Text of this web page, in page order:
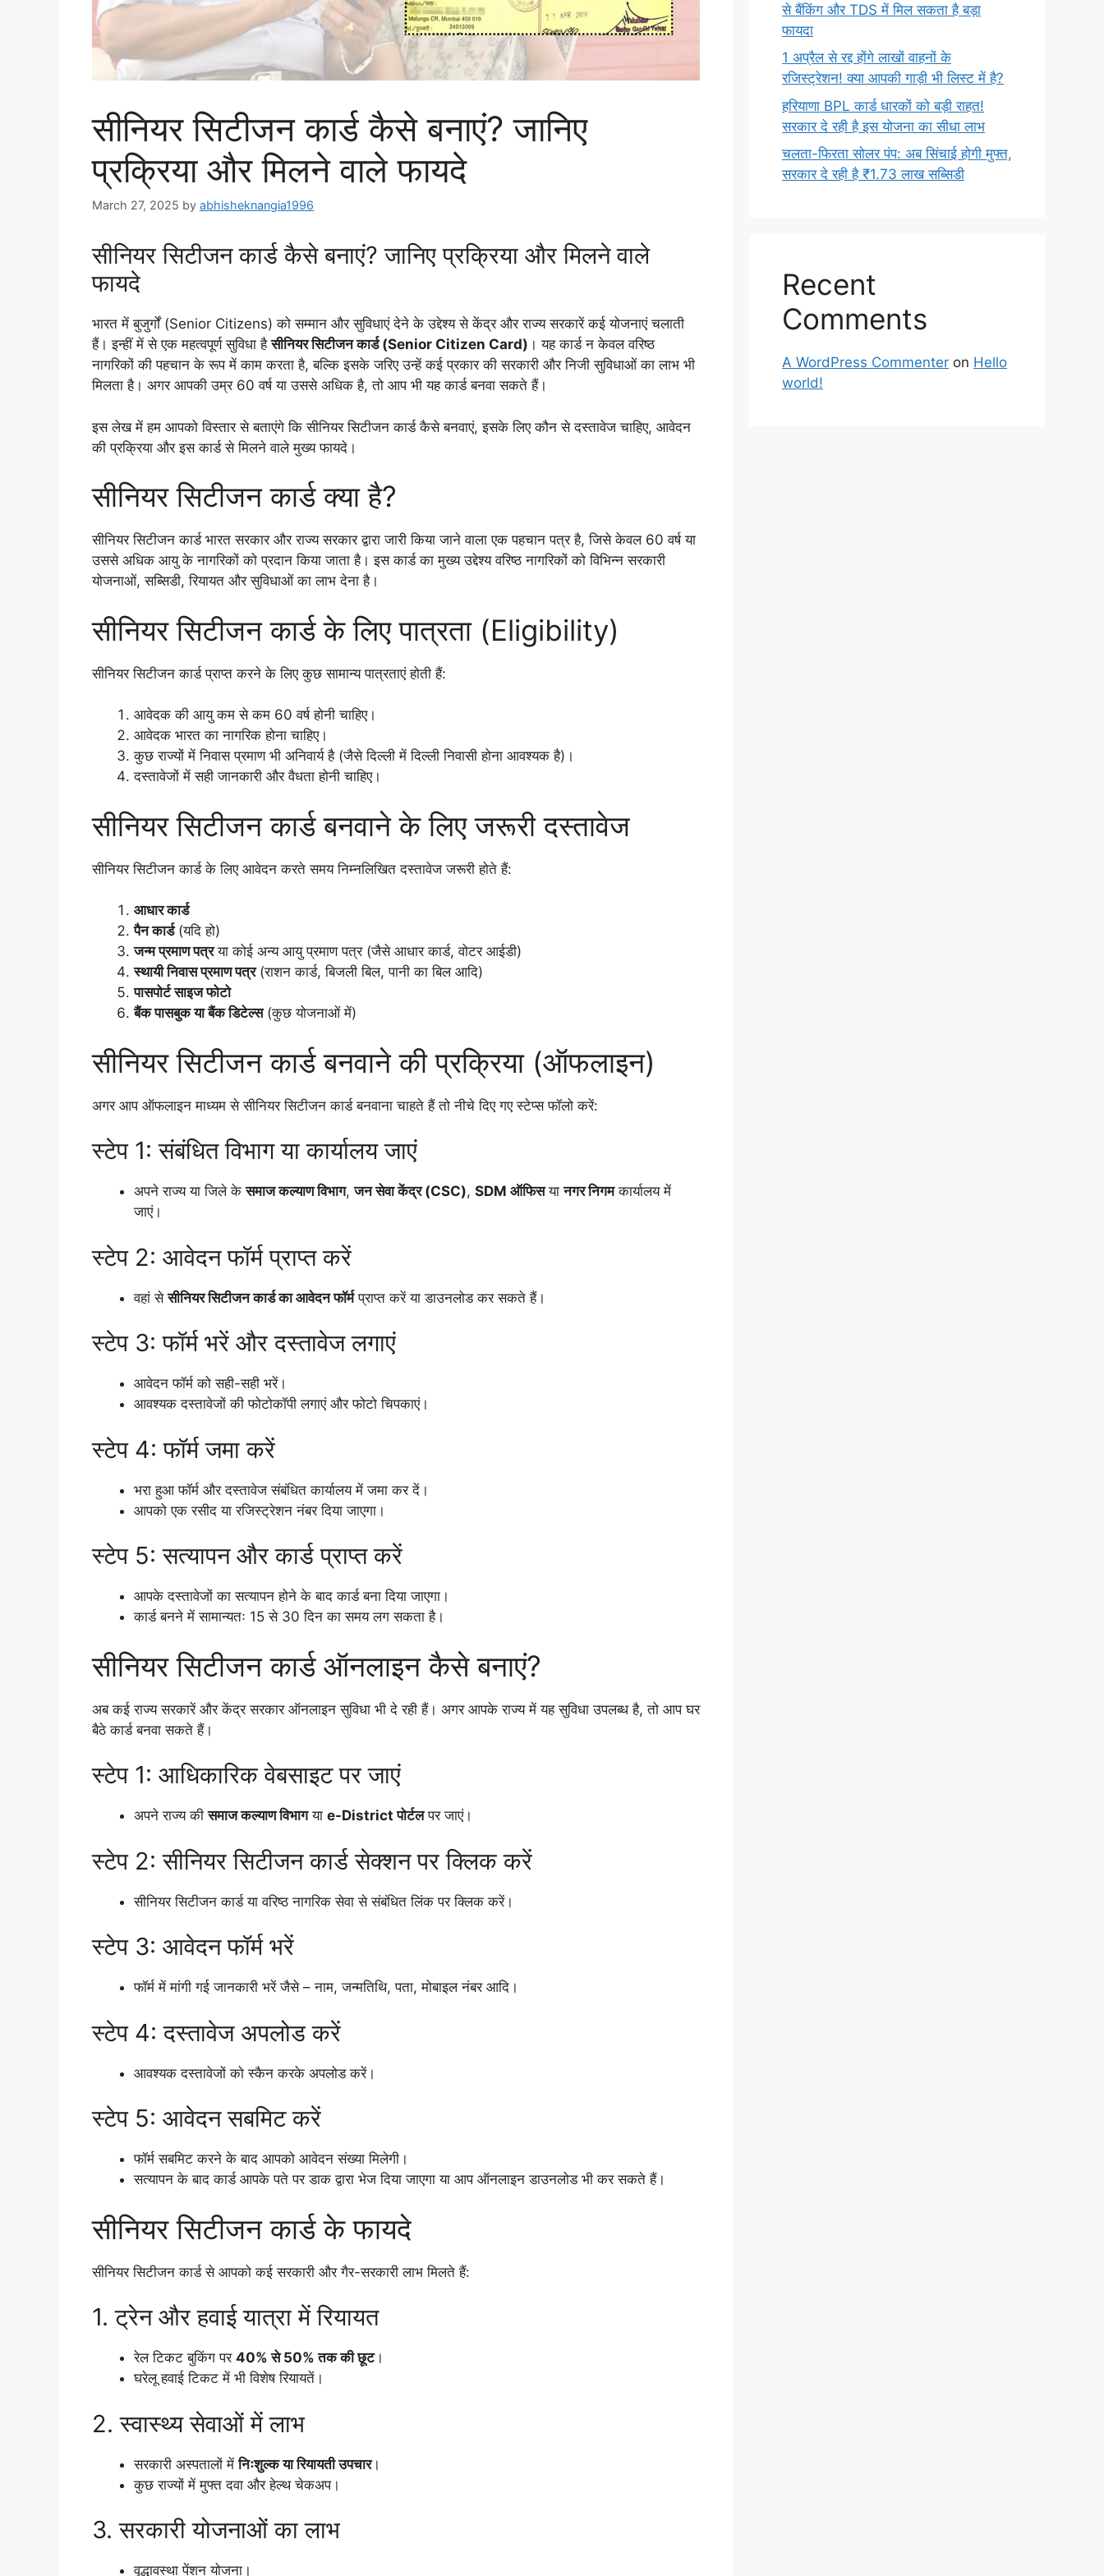
सीनियर सिटीजन कार्ड कैसे बनाएं? जानिए
प्रक्रिया और मिलने वाले फायदे
March 27, 2025 by abhisheknangia1996
सीनियर सिटीजन कार्ड कैसे बनाएं? जानिए प्रक्रिया और मिलने वाले
फायदे
भारत में बुजुर्गों (Senior Citizens) को सम्मान और सुविधाएं देने के उद्देश्य से केंद्र और राज्य सरकारें कई योजनाएं चलाती
हैं। इन्हीं में से एक महत्वपूर्ण सुविधा हैसीनियर सिटीजन कार्ड (Senior Citizen Card) । यह कार्ड न केवल वरिष्ठ
नागरिकों की पहचान के रूप में काम करता है, बल्कि इसके जरिए उन्हें कई प्रकार की सरकारी और निजी सुविधाओं का लाभ भी
मिलता है। अगर आपकी उम्र 60 वर्ष या उससे अधिक है, तो आप भी यह कार्ड बनवा सकते हैं।
इस लेख में हम आपको विस्तार से बताएंगे कि सीनियर सिटीजन कार्ड कैसे बनवाएं, इसके लिए कौन से दस्तावेज चाहिए, आवेदन
की प्रक्रिया और इस कार्ड से मिलने वाले मुख्य फायदे।
सीनियर सिटीजन कार्ड क्या है?
सीनियर सिटीजन कार्ड भारत सरकार और राज्य सरकार द्वारा जारी किया जाने वाला एक पहचान पत्र है, जिसे केवल 60 वर्ष या
उससे अधिक आयु के नागरिकों को प्रदान किया जाता है। इस कार्ड का मुख्य उद्देश्य वरिष्ठ नागरिकों को विभिन्न सरकारी
योजनाओं, सब्सिडी, रियायत और सुविधाओं का लाभ देना है।
सीनियर सिटीजन कार्ड के लिए पात्रता (Eligibility)
सीनियर सिटीजन कार्ड प्राप्त करने के लिए कुछ सामान्य पात्रताएं होती हैं:
आवेदक की आयु कम से कम 60 वर्ष होनी चाहिए।
आवेदक भारत का नागरिक होना चाहिए।
कुछ राज्यों में निवास प्रमाण भी अनिवार्य है (जैसे दिल्ली में दिल्ली निवासी होना आवश्यक है)।
दस्तावेजों में सही जानकारी और वैधता होनी चाहिए।
सीनियर सिटीजन कार्ड बनवाने के लिए जरूरी दस्तावेज
सीनियर सिटीजन कार्ड के लिए आवेदन करते समय निम्नलिखित दस्तावेज जरूरी होते हैं:
आधार कार्ड
पैन कार्ड(यदि हो)
जन्म प्रमाण पत्रया कोई अन्य आयु प्रमाण पत्र (जैसे आधार कार्ड, वोटर आईडी)
स्थायी निवास प्रमाण पत्र(राशन कार्ड, बिजली बिल, पानी का बिल आदि)
पासपोर्ट साइज फोटो
बैंक पासबुक या बैंक डिटेल्स(कुछ योजनाओं में)
सीनियर सिटीजन कार्ड बनवाने की प्रक्रिया (ऑफलाइन)
अगर आप ऑफलाइन माध्यम से सीनियर सिटीजन कार्ड बनवाना चाहते हैं तो नीचे दिए गए स्टेप्स फॉलो करें:
स्टेप 1: संबंधित विभाग या कार्यालय जाएं
अपने राज्य या जिले केसमाज कल्याण विभाग,जन सेवा केंद्र (CSC), SDM ऑफिसयानगर निगमकार्यालय में
जाएं।
स्टेप 2: आवेदन फॉर्म प्राप्त करें
वहां सेसीनियर सिटीजन कार्ड का आवेदन फॉर्मप्राप्त करें या डाउनलोड कर सकते हैं।
स्टेप 3: फॉर्म भरें और दस्तावेज लगाएं
आवेदन फॉर्म को सही-सही भरें।
आवश्यक दस्तावेजों की फोटोकॉपी लगाएं और फोटो चिपकाएं।
स्टेप 4: फॉर्म जमा करें
भरा हुआ फॉर्म और दस्तावेज संबंधित कार्यालय में जमा कर दें।
आपको एक रसीद या रजिस्ट्रेशन नंबर दिया जाएगा।
स्टेप 5: सत्यापन और कार्ड प्राप्त करें
आपके दस्तावेजों का सत्यापन होने के बाद कार्ड बना दिया जाएगा।
कार्ड बनने में सामान्यतः 15 से 30 दिन का समय लग सकता है।
सीनियर सिटीजन कार्ड ऑनलाइन कैसे बनाएं?
अब कई राज्य सरकारें और केंद्र सरकार ऑनलाइन सुविधा भी दे रही हैं। अगर आपके राज्य में यह सुविधा उपलब्ध है, तो आप घर
बैठे कार्ड बनवा सकते हैं।
स्टेप 1: आधिकारिक वेबसाइट पर जाएं
अपने राज्य कीसमाज कल्याण विभागया e-District पोर्टलपर जाएं।
स्टेप 2: सीनियर सिटीजन कार्ड सेक्शन पर क्लिक करें
सीनियर सिटीजन कार्ड या वरिष्ठ नागरिक सेवा से संबंधित लिंक पर क्लिक करें।
स्टेप 3: आवेदन फॉर्म भरें
फॉर्म में मांगी गई जानकारी भरें जैसे – नाम, जन्मतिथि, पता, मोबाइल नंबर आदि।
स्टेप 4: दस्तावेज अपलोड करें
आवश्यक दस्तावेजों को स्कैन करके अपलोड करें।
स्टेप 5: आवेदन सबमिट करें
फॉर्म सबमिट करने के बाद आपको आवेदन संख्या मिलेगी।
सत्यापन के बाद कार्ड आपके पते पर डाक द्वारा भेज दिया जाएगा या आप ऑनलाइन डाउनलोड भी कर सकते हैं।
सीनियर सिटीजन कार्ड के फायदे
सीनियर सिटीजन कार्ड से आपको कई सरकारी और गैर-सरकारी लाभ मिलते हैं:
1. ट्रेन और हवाई यात्रा में रियायत
रेल टिकट बुकिंग पर 40% से 50% तक की छूट।
घरेलू हवाई टिकट में भी विशेष रियायतें।
2. स्वास्थ्य सेवाओं में लाभ
सरकारी अस्पतालों मेंनिःशुल्क या रियायती उपचार।
कुछ राज्यों में मुफ्त दवा और हेल्थ चेकअप।
3. सरकारी योजनाओं का लाभ
वृद्धावस्था पेंशन योजना।
से बैंकिंग और TDS में मिल सकता है बड़ा
फायदा
1 अप्रैल से रद्द होंगे लाखों वाहनों के
रजिस्ट्रेशन! क्या आपकी गाड़ी भी लिस्ट में है?
हरियाणा BPL कार्ड धारकों को बड़ी राहत!
सरकार दे रही है इस योजना का सीधा लाभ
चलता-फिरता सोलर पंप: अब सिंचाई होगी मुफ्त,
सरकार दे रही है ₹1.73 लाख सब्सिडी
Recent
Comments
A WordPress Commenter on Hello
world!